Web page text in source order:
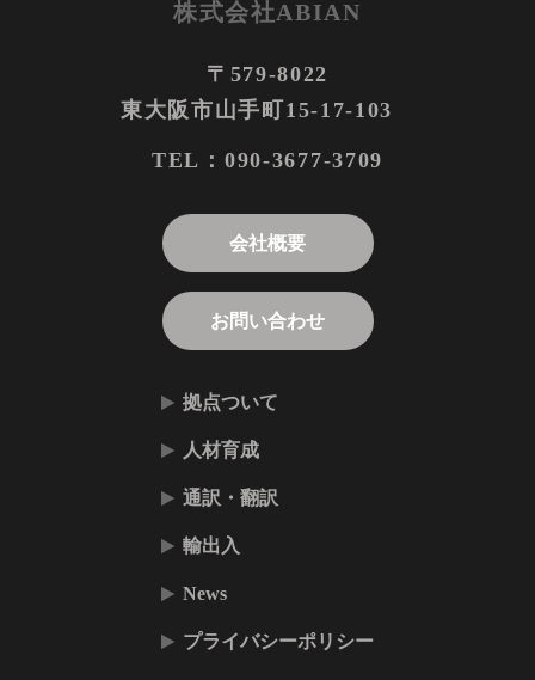
拠点ついて
人材育成
通訳・翻訳
輸出入
News
プライバシーポリシー
株式会社ABIAN
〒579-8022
東大阪市山手町15-17-103
TEL： 090-3677-3709
会社概要
お問い合わせ